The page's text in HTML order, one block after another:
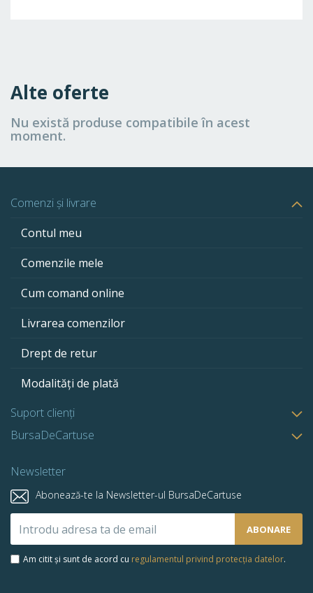
Alte oferte
Nu există produse compatibile în acest
moment.
Comenzi și livrare
Contul meu
Comenzile mele
Cum comand online
Livrarea comenzilor
Drept de retur
Modalități de plată
Suport clienți
BursaDeCartuse
Newsletter
Abonează-te la Newsletter-ul BursaDeCartuse
la
newsletter-
ABONARE
Am citit și sunt de acord cu regulamentul privind protecția datelor.